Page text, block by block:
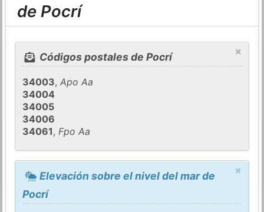
de Pocrí
×
Códigos postales de Pocrí
34003,Apo Aa
34004
34005
34006
34061,Fpo Aa
×
Elevación sobre el nivel del mar de
Pocrí